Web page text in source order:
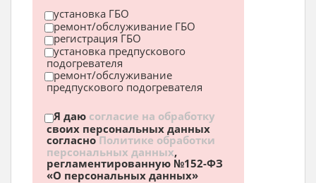
установка ГБО
ремонт/обслуживание ГБО
регистрация ГБО
установка предпускового
подогревателя
ремонт/обслуживание
предпускового подогревателя
Я даю согласие на обработку
своих персональных данных
согласноПолитике обработки
персональных данных,
регламентированную №152-ФЗ
«О персональных данных»